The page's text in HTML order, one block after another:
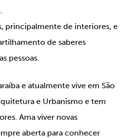
principalmente de interiores, e
de saberes
pessoas.
e atualmente vive em São
e Urbanismo e tem
Ama viver novas
aberta para conhecer